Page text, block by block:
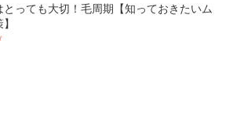
とっても大切！毛周期【知っておきたいム